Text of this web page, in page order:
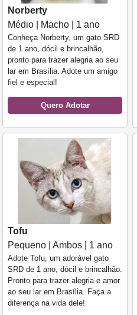
Norberty
Médio | Macho | 1 ano
Conheça Norberty, um gato SRD
de 1 ano, dócil e brincalhão,
pronto para trazer alegria ao seu
lar em Brasília. Adote um amigo
fiel e especial!
Quero Adotar
Tofu
Pequeno | Ambos | 1 ano
Adote Tofu, um adorável gato
SRD de 1 ano, dócil e brincalhão.
Pronto para trazer alegria e amor
ao seu lar em Brasília. Faça a
diferença na vida dele!